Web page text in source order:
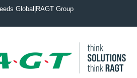
Global RAGT Group